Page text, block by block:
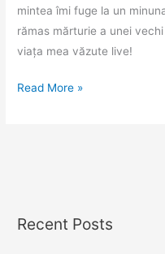
mintea îmi fuge la un
rămas mărturie a unei
viața mea văzute live!
Kârgâzstanul
fantastice
Read More »
Recent Posts